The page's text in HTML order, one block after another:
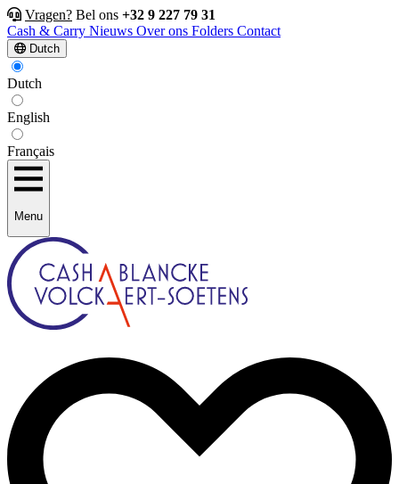
Vragen? Bel ons +32 9 227 79 31
Cash & Carry Nieuws Over ons Folders Contact
Dutch
Dutch
English
Français
Menu